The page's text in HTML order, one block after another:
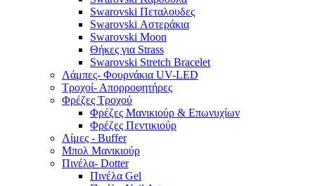
Swarovski Πεταλουδες
Swarovski Αστεράκια
Swarovski Moon
Θήκες για Strass
Swarovski Stretch Bracelet
Λάμπες- Φουρνάκια UV-LED
Τροχοί- Απορροφητήρες
Φρέζες Τροχού
Φρέζες Μανικιούρ & Επωνυχίων
Φρέζες Πεντικιούρ
Λίμες - Buffer
Μπολ Μανικιούρ
Πινέλα- Dotter
Πινέλα Gel